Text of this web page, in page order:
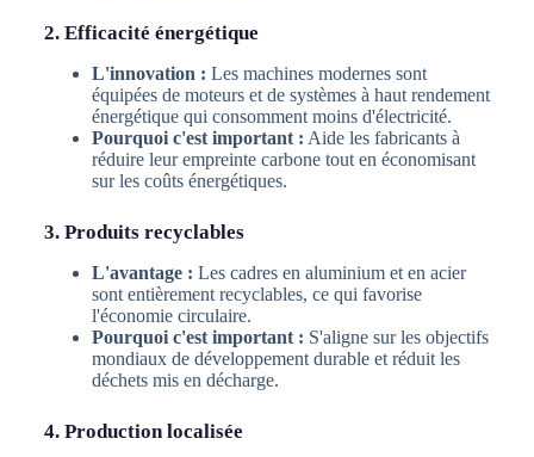
2. Efficacité énergétique
L'innovation : Les machines modernes sont
équipées de moteurs et de systèmes à haut rendement
énergétique qui consomment moins d'électricité.
Pourquoi c'est important : Aide les fabricants à
réduire leur empreinte carbone tout en économisant
sur les coûts énergétiques.
3. Produits recyclables
L'avantage : Les cadres en aluminium et en acier
sont entièrement recyclables, ce qui favorise
l'économie circulaire.
Pourquoi c'est important : S'aligne sur les objectifs
mondiaux de développement durable et réduit les
déchets mis en décharge.
4. Production localisée